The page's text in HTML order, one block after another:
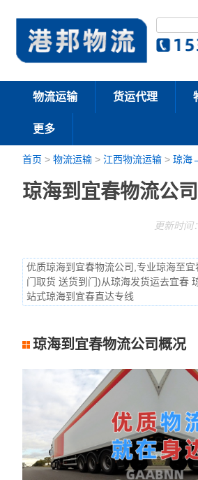
物流运输 货运代理
更多
首页 >物流运输 >江西物流运输 >琼海
琼海到宜春物流公司
更新时间
优质琼海到宜春物流公司,专业琼海至
门取货 送货到门)从琼海发货运去宜春
站式琼海到宜春直达专线
琼海到宜春物流公司概况